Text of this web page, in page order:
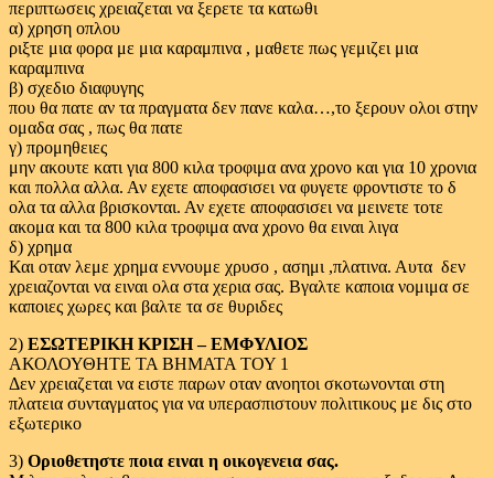
περιπτωσεις χρειαζεται να ξερετε τα κατωθι
α) χρηση οπλου
ριξτε μια φορα με μια καραμπινα , μαθετε πως γεμιζει μια
καραμπινα
β) σχεδιο διαφυγης
που θα πατε αν τα πραγματα δεν πανε καλα…,το ξερουν ολοι στην
ομαδα σας , πως θα πατε
γ) προμηθειες
μην ακουτε κατι για 800 κιλα τροφιμα ανα χρονο και για 10 χρονια
και πολλα αλλα. Αν εχετε αποφασισει να φυγετε φροντιστε το δ
ολα τα αλλα βρισκονται. Αν εχετε αποφασισει να μεινετε τοτε
ακομα και τα 800 κιλα τροφιμα ανα χρονο θα ειναι λιγα
δ) χρημα
Και οταν λεμε χρημα εννουμε χρυσο , ασημι ,πλατινα. Αυτα δεν
χρειαζονται να ειναι ολα στα χερια σας. Βγαλτε καποια νομιμα σε
καποιες χωρες και βαλτε τα σε θυριδες
2) ΕΣΩΤΕΡΙΚΗ ΚΡΙΣΗ – ΕΜΦΥΛΙΟΣ
ΑΚΟΛΟΥΘΗΤΕ ΤΑ ΒΗΜΑΤΑ ΤΟΥ 1
Δεν χρειαζεται να ειστε παρων οταν ανοητοι σκοτωνονται στη
πλατεια συνταγματος για να υπερασπιστουν πολιτικους με δις στο
εξωτερικο
3) Οριοθετηστε ποια ειναι η οικογενεια σας.